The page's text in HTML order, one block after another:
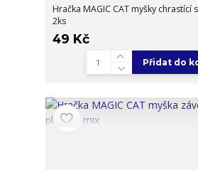
Hračka MAGIC CAT myšky chrastící
2ks
49 Kč
Přidat do